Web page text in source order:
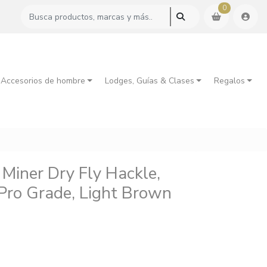
0
de hombre Lodges, Guías & Clases Regalos
Dry Fly Hackle,
Grade, Light Brown